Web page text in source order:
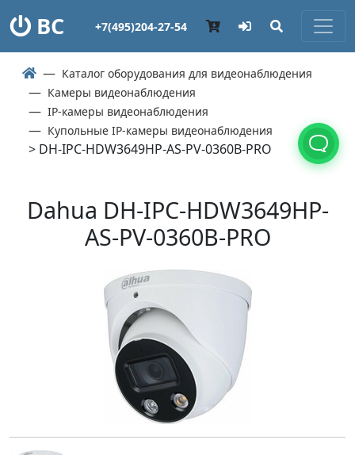
ВС +7(495)204-27-54
Каталог оборудования для видеонаблюдения
Камеры видеонаблюдения
IP-камеры видеонаблюдения
Купольные IP-камеры видеонаблюдения
> DH-IPC-HDW3649HP-AS-PV-0360B-PRO
Dahua DH-IPC-HDW3649HP-
AS-PV-0360B-PRO